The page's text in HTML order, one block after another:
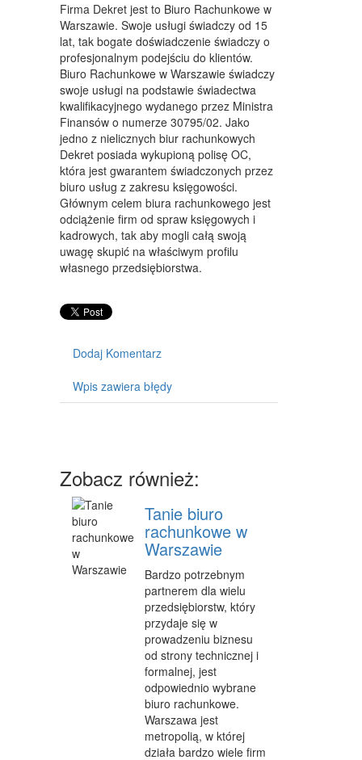
DLA DZIECI
MEBLE
WYPOSAŻENIE WNĘTRZ
WYPOSAŻENIE ŁAZIENKI
ODZIEŻ
SPORT
ELEKTRONIKA, RTV, AGD
ART. DLA ZWIERZĄT
OGRÓD, ROŚLINY
MATERIAŁY EKSPLOATACYJNE
INNE SKLEPY
NARZĘDZIA
PRZEMYSŁ METALOWY
PRZEWÓZ
TRANSPORT
CZĘŚCI SAMOCHODOWE
WYNAJEM
USŁUGI MOTORYZACYJNE
SALONY, KOMISY
PUBLIC RELATIONS
Firma Dekret jest to Biuro Rachunkowe w
Warszawie. Swoje usługi świadczy od 15
lat, tak bogate doświadczenie świadczy o
profesjonalnym podejściu do klientów.
Biuro Rachunkowe w Warszawie świadczy
swoje usługi na podstawie świadectwa
kwalifikacyjnego wydanego przez Ministra
Finansów o numerze 30795/02. Jako
jedno z nielicznych biur rachunkowych
Dekret posiada wykupioną polisę OC,
która jest gwarantem świadczonych przez
biuro usług z zakresu księgowości.
Głównym celem biura rachunkowego jest
odciążenie firm od spraw księgowych i
kadrowych, tak aby mogli całą swoją
uwagę skupić na właściwym profilu
własnego przedsiębiorstwa.
Dodaj Komentarz
Wpis zawiera błędy
Zobacz również:
Tanie biuro
rachunkowe w
Warszawie
Bardzo potrzebnym
partnerem dla wielu
przedsiębiorstw, który
przydaje się w
prowadzeniu biznesu
od strony technicznej i
formalnej, jest
odpowiednio wybrane
biuro rachunkowe.
Warszawa jest
metropolią, w której
działa bardzo wiele firm